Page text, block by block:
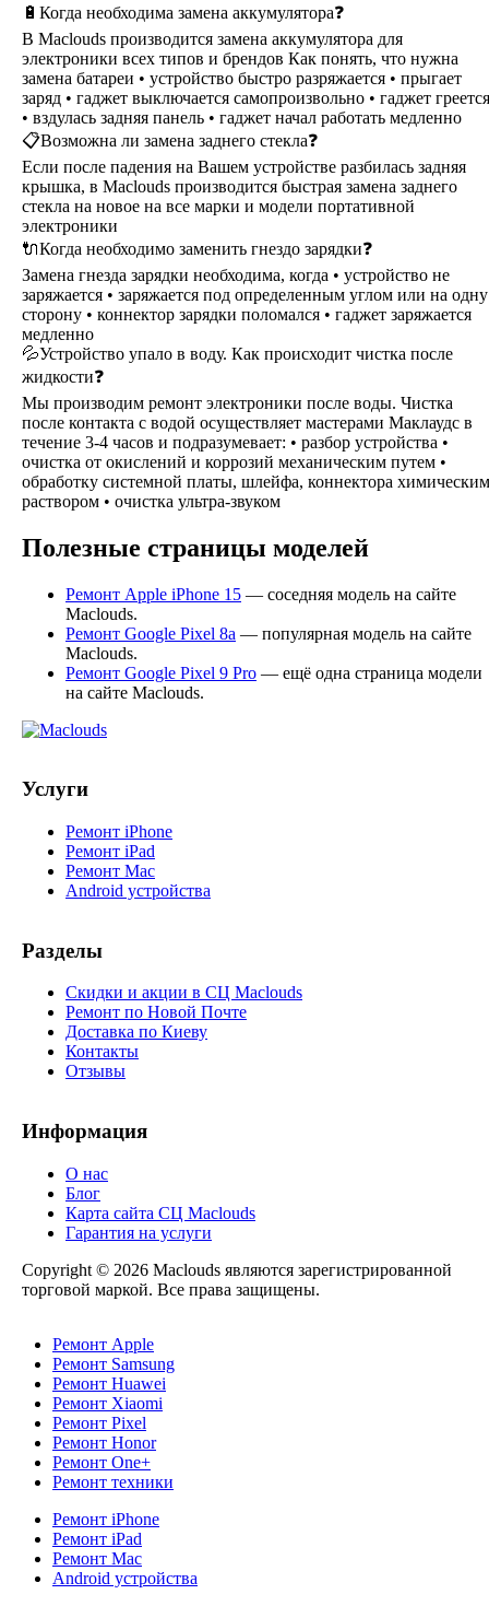
🔋Когда необходима замена аккумулятора❓
В Maclouds производится замена аккумулятора для
электроники всех типов и брендов Как понять, что нужна
замена батареи • устройство быстро разряжается • прыгает
заряд • гаджет выключается самопроизвольно • гаджет греется
• вздулась задняя панель • гаджет начал работать медленно
📋Возможна ли замена заднего стекла❓
Если после падения на Вашем устройстве разбилась задняя
крышка, в Maclouds производится быстрая замена заднего
стекла на новое на все марки и модели портативной
электроники
🔌Когда необходимо заменить гнездо зарядки❓
Замена гнезда зарядки необходима, когда • устройство не
заряжается • заряжается под определенным углом или на одну
сторону • коннектор зарядки поломался • гаджет заряжается
медленно
💦Устройство упало в воду. Как происходит чистка после
жидкости❓
Мы производим ремонт электроники после воды. Чистка
после контакта с водой осуществляет мастерами Маклаудс в
течение 3-4 часов и подразумевает: • разбор устройства •
очистка от окислений и коррозий механическим путем •
обработку системной платы, шлейфа, коннектора химическим
раствором • очистка ультра-звуком
Полезные страницы моделей
Ремонт Apple iPhone 15 — соседняя модель на сайте
Maclouds.
Ремонт Google Pixel 8a — популярная модель на сайте
Maclouds.
Ремонт Google Pixel 9 Pro — ещё одна страница модели
на сайте Maclouds.
Услуги
Ремонт iPhone
Ремонт iPad
Ремонт Mac
Android устройства
Разделы
Скидки и акции в СЦ Maclouds
Ремонт по Новой Почте
Доставка по Киеву
Контакты
Отзывы
Информация
О нас
Блог
Карта сайта СЦ Maclouds
Гарантия на услуги
Copyright © 2026 Maclouds являются зарегистрированной
торговой маркой. Все права защищены.
Ремонт Apple
Ремонт Samsung
Ремонт Huawei
Ремонт Xiaomi
Ремонт Pixel
Ремонт Honor
Ремонт One+
Ремонт техники
Ремонт iPhone
Ремонт iPad
Ремонт Mac
Android устройства